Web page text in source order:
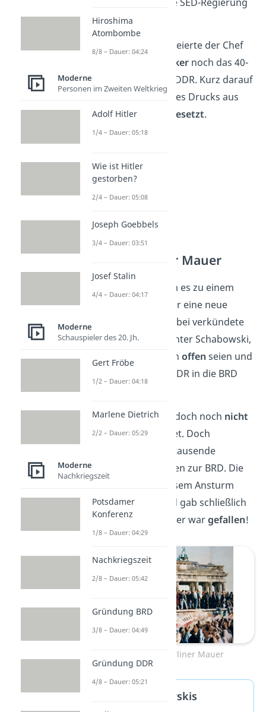
nicht gewachsen.
Am 7. Oktober 1989 feierte der Chef
Erich Honeckernoch das 40-
jährige Jubiläum der DDR. Kurz darauf
wurde er aufgrund des Drucks aus
der Bevölkerung
abgesetzt.
Fall der Berliner Mauer
Am 9. November kam es zu einem
über eine neue
Reiseverordnung. Dabei verkündete
der SED-Sekretär Günter Schabowski,
dass die Grenzen nun offen seien und
alle Bürger aus der DDR in die BRD
Der Beschluss war jedoch noch nicht
offiziellverabschiedet. Doch
bereits tausende
Menschen die Grenzen zur BRD. Die
Grenzwache war diesem Ansturm
nicht gewachsen und gab schließlich
auf. Die Berliner Mauer wargefallen!
Tanz auf der Berliner Mauer
Günter Schabowskis
Hiroshima
Atombombe
8/8 – Dauer: 04:24
Moderne
Personen im Zweiten Weltkrieg
Adolf Hitler
1/4 – Dauer: 05:18
Wie ist Hitler
gestorben?
2/4 – Dauer: 05:08
Joseph Goebbels
3/4 – Dauer: 03:51
Josef Stalin
4/4 – Dauer: 04:17
Moderne
Schauspieler des 20. Jh.
Gert Fröbe
1/2 – Dauer: 04:18
Marlene Dietrich
2/2 – Dauer: 05:29
Moderne
Nachkriegszeit
Potsdamer
Konferenz
1/8 – Dauer: 04:29
Nachkriegszeit
2/8 – Dauer: 05:42
Gründung BRD
3/8 – Dauer: 04:49
Gründung DDR
4/8 – Dauer: 05:21